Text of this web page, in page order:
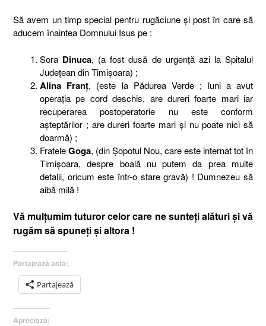
Să avem un timp special pentru rugăciune şi post în care să
aducem înaintea Domnului Isus pe :
Sora Dinuca, (a fost dusă de urgenţă azi la Spitalul
Judeţean din Timişoara) ;
Alina Franţ, (este la Pădurea Verde ; luni a avut
operaţia pe cord deschis, are dureri foarte mari iar
recuperarea postoperatorie nu este conform
aşteptărilor ; are dureri foarte mari şi nu poate nici să
doarmă) ;
FrateleGoga, (din Şopotul Nou, care este internat tot în
Timişoara, despre boală nu putem da prea multe
detalii, oricum este într-o stare gravă) ! Dumnezeu să
aibă milă !
Vă mulţumim tuturor celor care ne sunteţi alături şi vă
rugăm să spuneţi şi altora !
Partajează asta:
Partajează
Apreciază: